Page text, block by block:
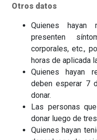
Otros datos
Quienes hayan
presenten
corporales, etc.,
horas de aplicada
Quienes hayan
deben esperar 7
donar.
Las personas
donar luego de
Quienes hayan